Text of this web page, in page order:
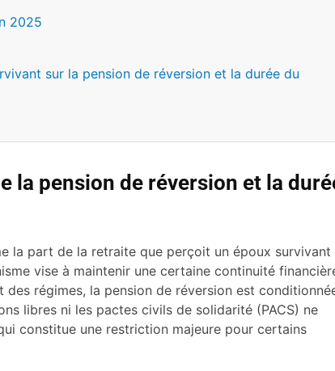
2025
sur la pension de réversion et la durée du
la pension de réversion et la
la part de la retraite que perçoit un époux survivant
vise à maintenir une certaine continuité
régimes, la pension de réversion est
libres ni les pactes civils de solidarité (PACS) ne
constitue une restriction majeure pour certains